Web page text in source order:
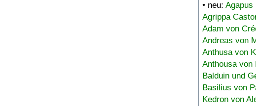
• neu: Agapus
Agrippa
Adam von
Andreas von
Anthusa von
Anthousa von
Balduin und
Basilius von
Kedron von